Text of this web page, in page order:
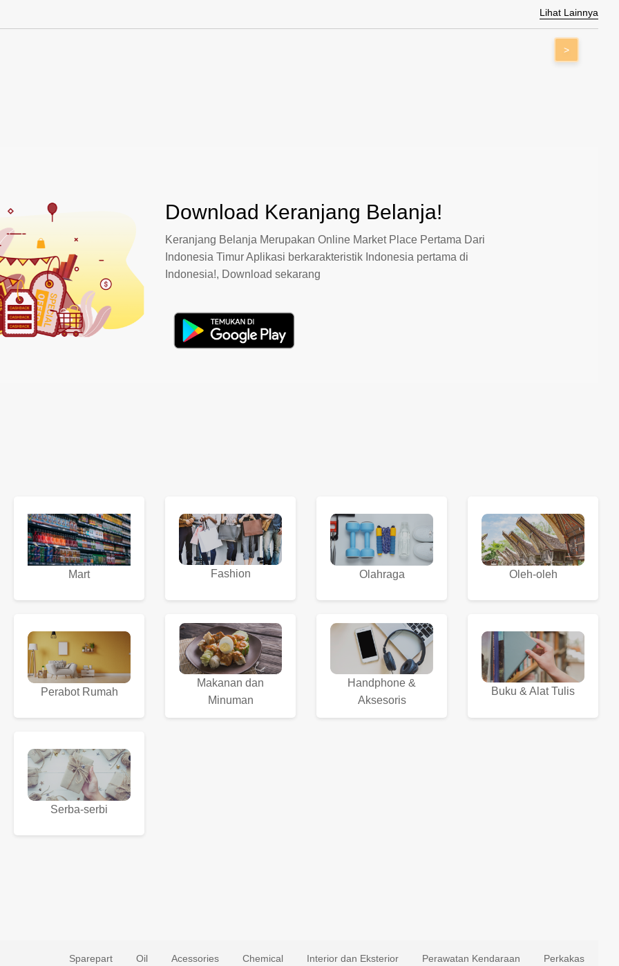
Lihat Lainnya
>
Download Keranjang Belanja!
Keranjang Belanja Merupakan Online Market Place Pertama Dari
Indonesia Timur Aplikasi berkarakteristik Indonesia pertama di
Indonesia!, Download sekarang
Mart Fashion Olahraga Oleh-oleh
Perabot Rumah
Makanan dan
Minuman
Handphone &
Aksesoris
Buku & Alat Tulis
Serba-serbi
Sparepart Oil Acessories Chemical Interior dan Eksterior Perawatan Kendaraan Perkakas